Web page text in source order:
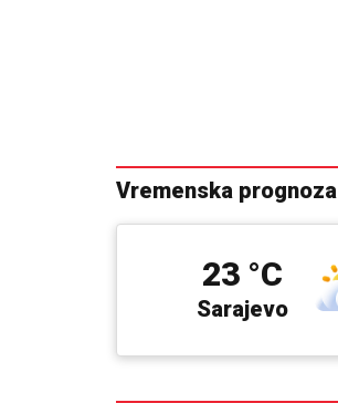
Vremenska prognoza
Sarajevo
23 °C